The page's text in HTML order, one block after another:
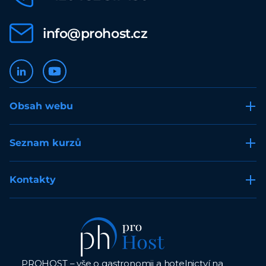
je promyslet, jak vše připravujeme a servírujeme. Hosté
se rádi nechají vtáhnout do děje a pozorují nás, chtějí vše
info@prohost.cz
PROHOST – vše o gastronomii a hotelnictví na
Obsah webu
Seznam kurzů
Kontakty